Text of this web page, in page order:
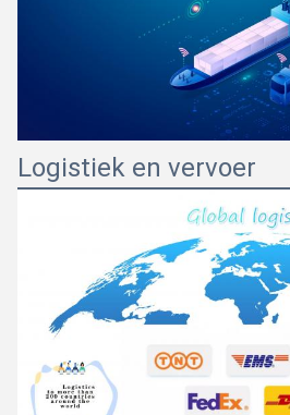
Logistiek en vervoer